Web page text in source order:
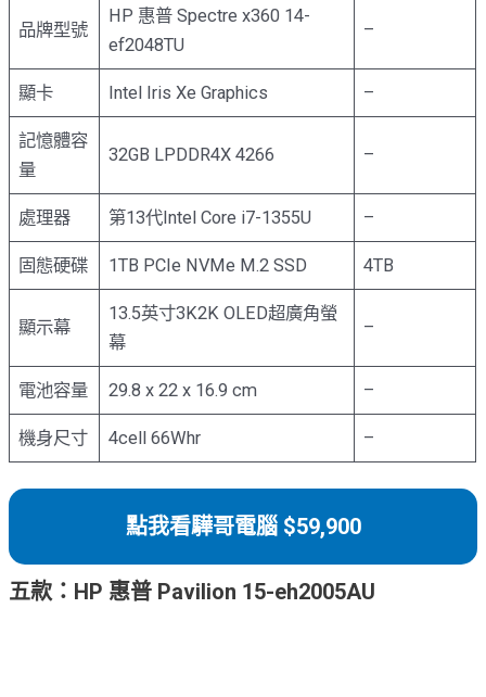
品牌型號
HP 惠普 Spectre x360 14-
ef2048TU
–
顯卡 Intel Iris Xe Graphics –
記憶體容
量
32GB LPDDR4X 4266 –
處理器 第13代Intel Core i7-1355U –
固態硬碟 1TB PCIe NVMe M.2 SSD 4TB
顯示幕
13.5英寸3K2K OLED超廣角螢
幕
–
電池容量 29.8 x 22 x 16.9 cm –
機身尺寸 4cell 66Whr –
點我看驊哥電腦 $59,900
五款：HP 惠普 Pavilion 15-eh2005AU